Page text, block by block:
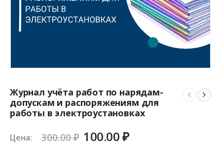
Журнал учёта работ по нарядам-
допускам и распоряжениям для
работы в электроустановках
Цена: 300.00₽ Первоначальная
100.00₽Текущая